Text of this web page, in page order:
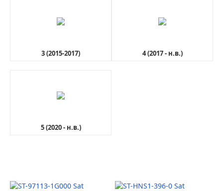
3 (2015-2017) 4 (2017 - н.в.)
5 (2020 - н.в.)